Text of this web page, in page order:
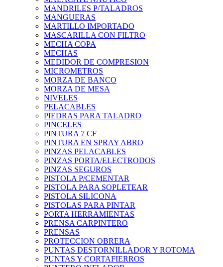
MANDRILES P/TALADROS
MANGUERAS
MARTILLO IMPORTADO
MASCARILLA CON FILTRO
MECHA COPA
MECHAS
MEDIDOR DE COMPRESION
MICROMETROS
MORZA DE BANCO
MORZA DE MESA
NIVELES
PELACABLES
PIEDRAS PARA TALADRO
PINCELES
PINTURA 7 CF
PINTURA EN SPRAY ABRO
PINZAS PELACABLES
PINZAS PORTA/ELECTRODOS
PINZAS SEGUROS
PISTOLA P/CEMENTAR
PISTOLA PARA SOPLETEAR
PISTOLA SILICONA
PISTOLAS PARA PINTAR
PORTA HERRAMIENTAS
PRENSA CARPINTERO
PRENSAS
PROTECCION OBRERA
PUNTAS DESTORNILLADOR Y ROTOMA
PUNTAS Y CORTAFIERROS